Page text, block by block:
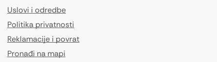
Uslovi i odredbe
Politika privatnosti
Reklamacije i povrat
Pronađi na mapi